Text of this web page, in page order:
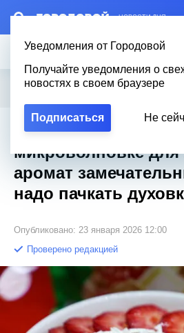
– НОВОСТИ ДНЯ
Уведомления от Городовой
Получайте уведомления о
новостях в своем браузере
Подписаться Не
Новости Эксклюзив Вопросы о
Городовой Полезное / Творожная
Творожная
микроволновке
аромат
надо пачкать
Опубликовано: 23 января 2026 12:00
Проверено редакцией